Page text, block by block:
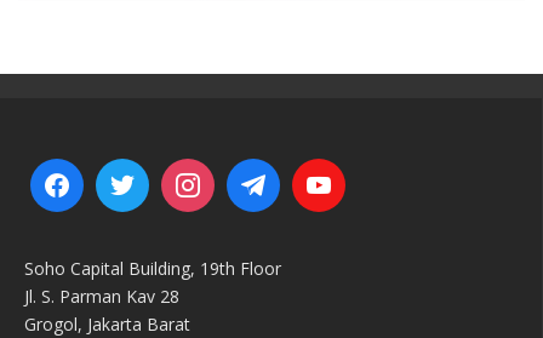
Soho Capital Building, 19th Floor
Jl. S. Parman Kav 28
Grogol, Jakarta Barat